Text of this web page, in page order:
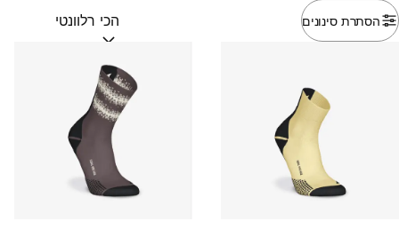
הסתרת סינונים מיין לפי:(optional)